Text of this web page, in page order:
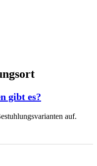
gibt es?
auf.